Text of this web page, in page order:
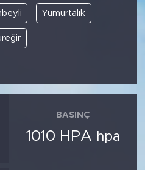
Yumurtalık
BASINÇ
1010 HPA hpa